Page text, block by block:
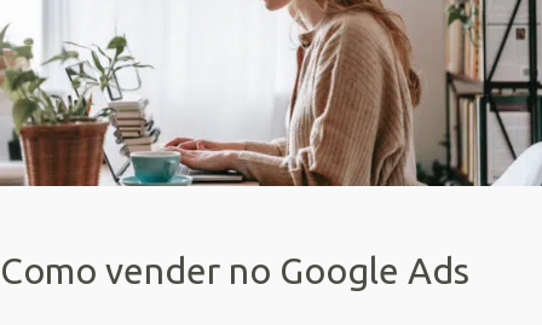
Como vender no Google Ads